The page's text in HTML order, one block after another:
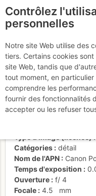
L'arête
le début
Activités
Date/heure
Catégories
détail
Nom de l'APN
Canon
Temps d'exposition
Ouverture
f/ 4
Focale
4.5
mm
Contrôlez
personnelles
Notre site Web utilise des
tiers. Certains cookies
site Web, tandis que
tout moment, en
comprendre les
fournir des fonctionnalités
accepter ou les refuser